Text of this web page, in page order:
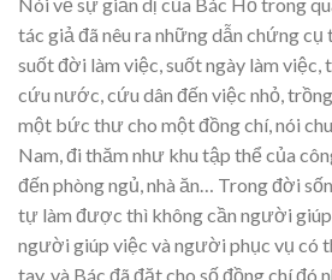
tác giả đã nêu ra những dẫn chứng cụ
suốt đời làm việc, suốt ngày làm
cứu nước, cứu dân đến việc nhỏ,
một bức thư cho một đồng chí, nói
Nam, đi thăm như khu tập thể của
đến phòng ngủ, nhà ăn… Trong đời
tự làm được thì không cần người
người giúp việc và người phục vụ có
tay, và Bác đã đặt cho số đồng chí đó